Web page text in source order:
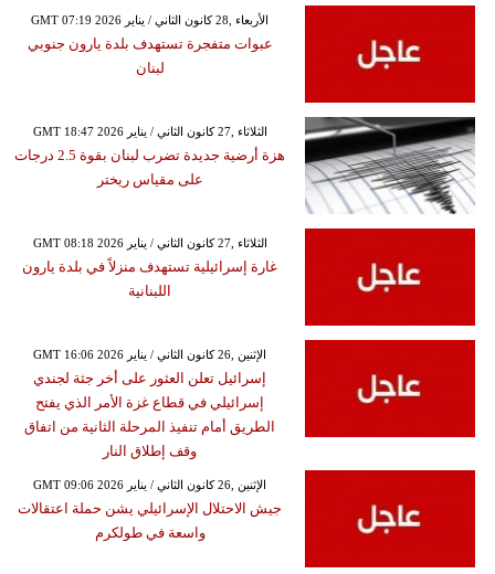
GMT 07:19 2026 الأربعاء ,28 كانون الثاني / يناير
عبوات متفجرة تستهدف بلدة يارون جنوبي
لبنان
GMT 18:47 2026 الثلاثاء ,27 كانون الثاني / يناير
هزة أرضية جديدة تضرب لبنان بقوة 2.5 درجات
على مقياس ريختر
GMT 08:18 2026 الثلاثاء ,27 كانون الثاني / يناير
غارة إسرائيلية تستهدف منزلاً في بلدة يارون
اللبنانية
GMT 16:06 2026 الإثنين ,26 كانون الثاني / يناير
إسرائيل تعلن العثور على أخر جثة لجندي
إسرائيلي في قطاع غزة الأمر الذي يفتح
الطريق أمام تنفيذ المرحلة الثانية من اتفاق
وقف إطلاق النار
GMT 09:06 2026 الإثنين ,26 كانون الثاني / يناير
جيش الاحتلال الإسرائيلي يشن حملة اعتقالات
واسعة في طولكرم